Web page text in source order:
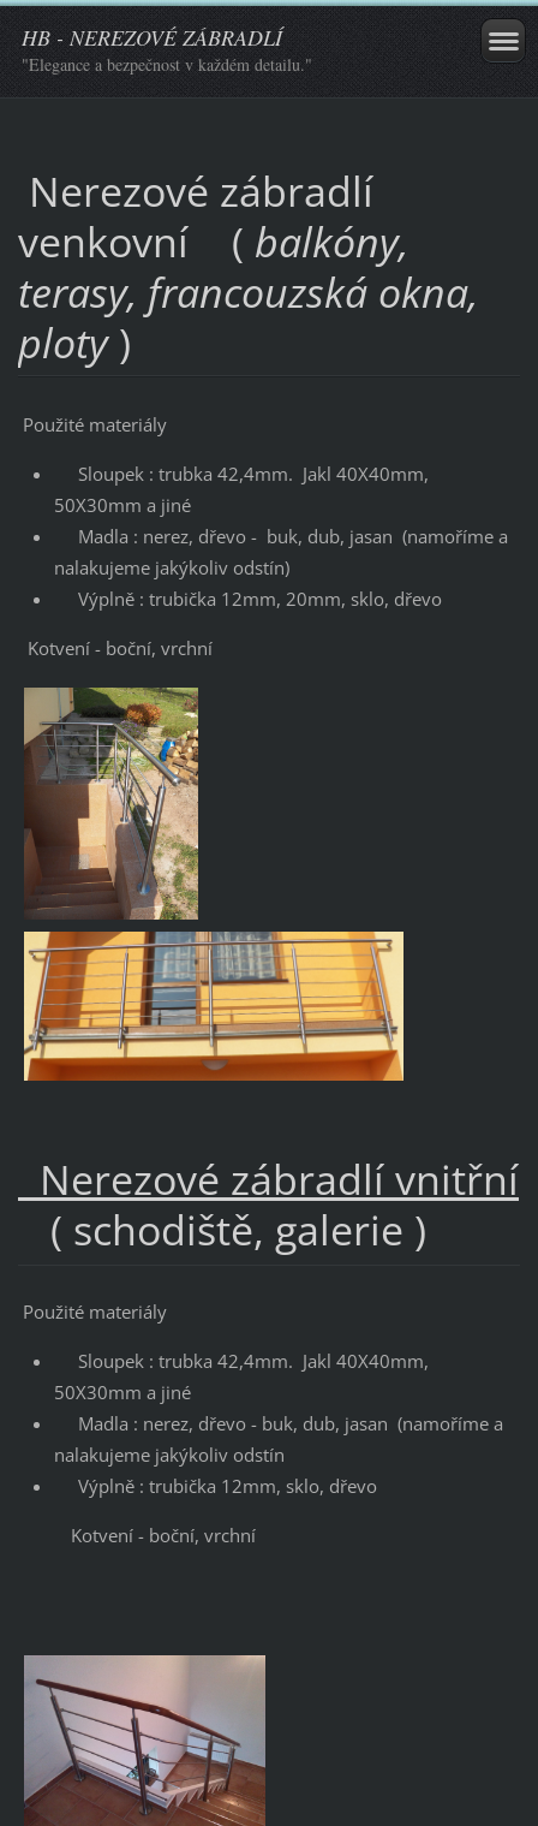
HB - NEREZOVÉ ZÁBRADLÍ
"Elegance a bezpečnost v každém detailu."
Nerezové zábradlí
venkovní ( balkóny,
terasy, francouzská okna,
ploty)
Použité materiály
Sloupek : trubka 42,4mm. Jakl 40X40mm,
50X30mm a jiné
Madla : nerez, dřevo - buk, dub, jasan (namoříme a
nalakujeme jakýkoliv odstín)
Výplně : trubička 12mm, 20mm, sklo, dřevo
Kotvení - boční, vrchní
Nerezové zábradlí vnitřní
( schodiště, galerie )
Použité materiály
Sloupek : trubka 42,4mm. Jakl 40X40mm,
50X30mm a jiné
Madla : nerez, dřevo - buk, dub, jasan (namoříme a
nalakujeme jakýkoliv odstín
Výplně : trubička 12mm, sklo, dřevo
Kotvení - boční, vrchní